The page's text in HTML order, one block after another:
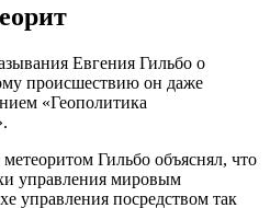
Евгения Гильбо о
происшествию он даже
«Геополитика
Гильбо объяснял, что
управления мировым
управления посредством так